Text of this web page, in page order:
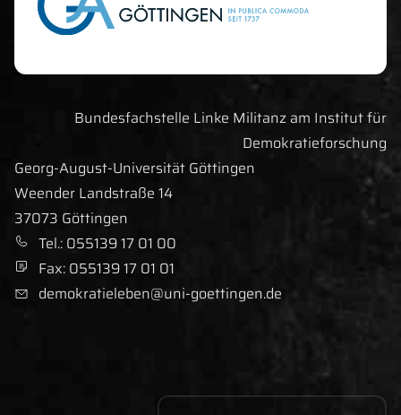
Bundesfachstelle Linke Militanz am Institut für
Demokratieforschung
Georg-August-Universität Göttingen
Straße:
Weender Landstraße 14
Ort:
37073 Göttingen
Telefonnummer
.: 055139 17 01 00
Faxnummer
: 055139 17 01 01
E-Mail-Adresse:
demokratieleben@uni-goettingen.de